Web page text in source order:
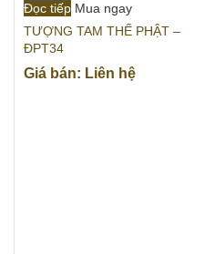
Đọc tiếp Mua ngay
TƯỢNG TAM THẾ PHẬT –
ĐPT34
Giá bán: Liên hệ